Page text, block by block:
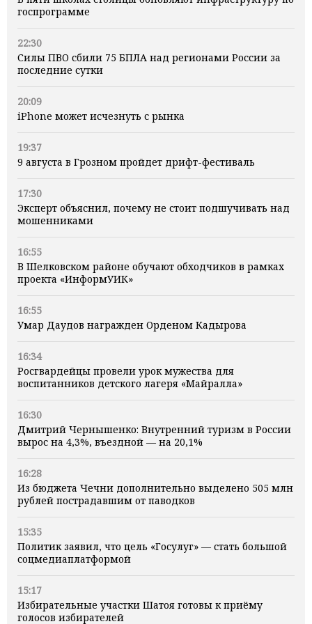
госпрограмме
22:30
Силы ПВО сбили 75 БПЛА над регионами России за
последние сутки
20:09
iPhone может исчезнуть с рынка
19:37
9 августа в Грозном пройдет дрифт-фестиваль
17:30
Эксперт объяснил, почему не стоит подшучивать над
мошенниками
16:55
В Шелковском районе обучают обходчиков в рамках
проекта «ИнформУИК»
16:55
Умар Даудов награжден Орденом Кадырова
16:34
Росгвардейцы провели урок мужества для
воспитанников детского лагеря «Майралла»
16:30
Дмитрий Чернышенко: Внутренний туризм в России
вырос на 4,3%, въездной — на 20,1%
16:28
Из бюджета Чечни дополнительно выделено 505 млн
рублей пострадавшим от паводков
15:35
Политик заявил, что цель «Госулуг» — стать большой
соцмедиаплатформой
15:17
Избирательные участки Шатоя готовы к приёму
голосов избирателей